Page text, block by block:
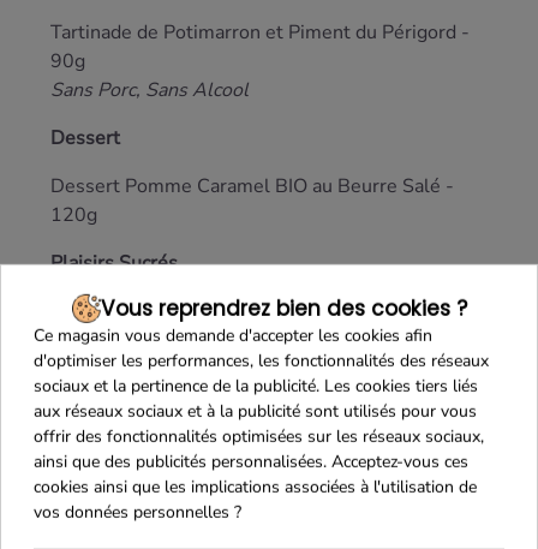
Tartinade de Potimarron et Piment du Périgord -
90g
Sans Porc, Sans Alcool
Dessert
Dessert Pomme Caramel BIO au Beurre Salé -
120g
Plaisirs Sucrés
Fondants artisanaux Citron Vert et Noix de Coco -
50g
Biscuiterie artisanale Lou Cocal
Meringues artisanales à l’Ancienne à la Vanille -
35g
Douceurs Chocolatées
4 Perles de Céréales croustillantes assortiment
Vous reprendrez bien des cookies ?
Ce magasin vous demande d'accepter les cookies afin
d'optimiser les performances, les fonctionnalités des réseaux
sociaux et la pertinence de la publicité. Les cookies tiers liés
aux réseaux sociaux et à la publicité sont utilisés pour vous
offrir des fonctionnalités optimisées sur les réseaux sociaux,
ainsi que des publicités personnalisées. Acceptez-vous ces
cookies ainsi que les implications associées à l'utilisation de
vos données personnelles ?